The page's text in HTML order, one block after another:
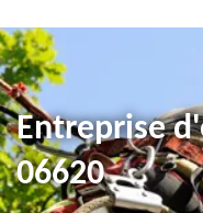
Entreprise
06620